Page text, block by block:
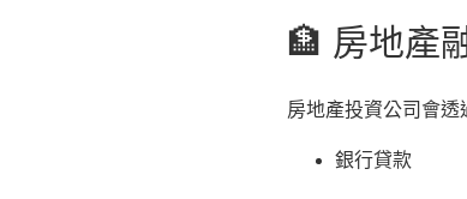
🏦 房地產
房地產投資公司會透
銀行貸款